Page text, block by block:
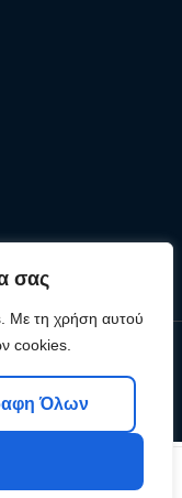
σας
Με τη χρήση αυτού
cookies.
Όλων
Cart
Wishlist
by Levelcom